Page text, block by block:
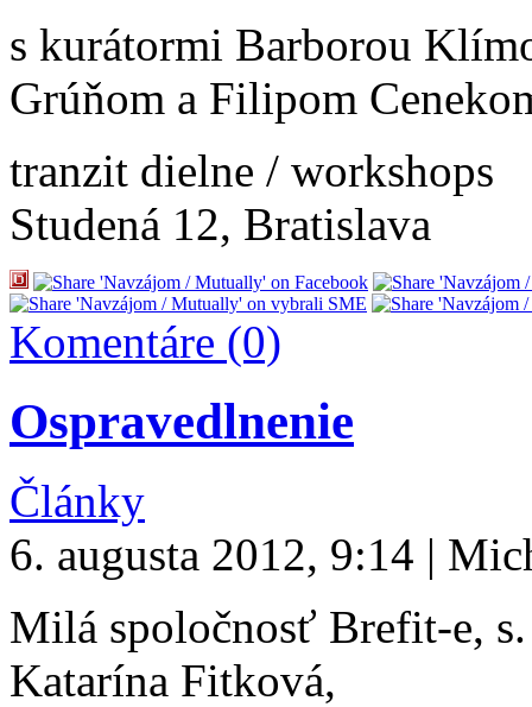
s kurátormi Barborou
Grúňom a Filipom
tranzit dielne / workshops
Studená 12, Bratislava
Komentáre (0)
Ospravedlnenie
Články
6. augusta 2012, 9:14 |
Milá spoločnosť Brefit-e,
Katarína Fitková,